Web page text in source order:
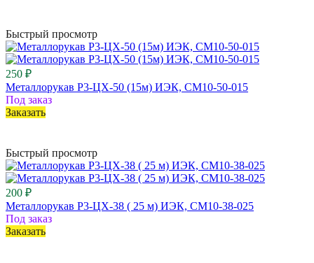
Быстрый просмотр
250 ₽
Металлорукав Р3-ЦХ-50 (15м) ИЭК, CM10-50-015
Под заказ
Заказать
Быстрый просмотр
200 ₽
Металлорукав Р3-ЦХ-38 ( 25 м) ИЭК, CM10-38-025
Под заказ
Заказать